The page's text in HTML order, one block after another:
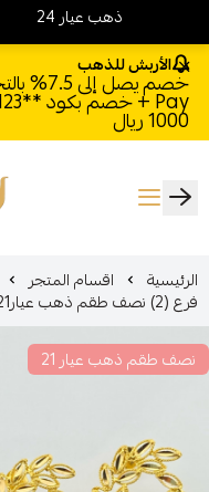
الأربش للذهب
1000 ريال
الرئيسية اقسام المتجر
فرع (2) نصف طقم ذهب عيار21 الوزن 19.02 جرام
نصف طقم ذهب عيار 21
24 ذهب عيار